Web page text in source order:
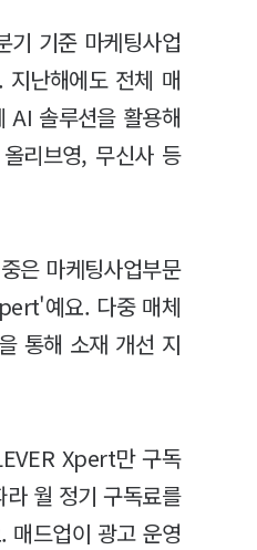
기 기준 마케팅사업
난해에도 전체 매
AI 솔루션을 활용해
리브영, 무신사 등
은 마케팅사업부문
예요. 다중 매체
통해 소재 개선 지
Xpert만 구독
월 정기 구독료를
매드업이 광고 운영